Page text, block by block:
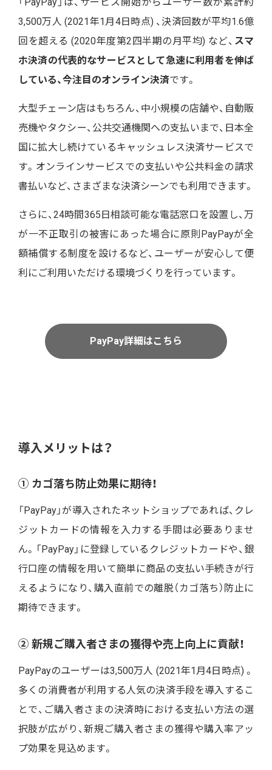
3,500万人 (2021年1月4日時点) 、決済回数が平均1.6億
回を超える (2020年度第2四半期の月平均) など、 スマ
ホ決済の代表的なサービスとして急速に利用者を伸ば
している、今注目のオンライン決済です。
大型チェーン店はもちろん、中小規模の店舗や、自動販
売機やタクシー、公共交通機関への支払いまで、日本全
国に拡大し続けているキャッシュレス決済サービスで
す。 オンラインサービスでの支払いや公共料金の請求
書払いなど、さまざまな決済シーンでも利用できます。
さらに、 24時間365日相談可能な電話窓口を設置し、万
が一不正取引の被害にあった場合に原則 PayPayが全
額補償する制度を設けるなど、ユーザーが安心して便
利にご利用いただける環境づくりを行っています。
PayPay詳細はこちら
導入メリットは？
① カゴ落ち防止効果に期待！
「PayPay」が導入されたネットショップであれば、クレ
ジットカードの情報を入力する手間は必要ありませ
ん。「PayPay」に登録しているクレジットカードや、銀
行口座の情報を用いて簡単に商品の支払い手続きが行
えるようになり、購入直前での離脱（カゴ落ち）防止に
期待できます。
② 新規ご購入者さまの獲得や売上向上に貢献！
PayPayのユーザーは3,500万人 (2021年1月4日 時点)。
多くの消費者が利用する人気の決済手段を導入するこ
とで、ご購入者さまの決済時における支払い方法の選
択肢が広がり、新規ご購入者さまの獲得や購入率アッ
プ効果を見込めます。